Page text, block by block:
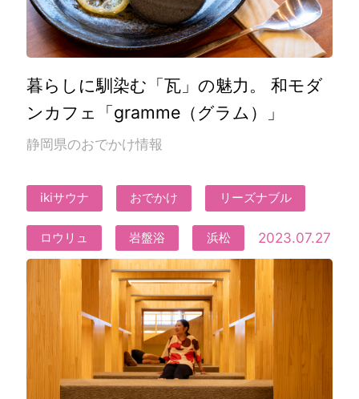
暮らしに馴染む「瓦」の魅力。 和モダ
ンカフェ「gramme（グラム）」
静岡県のおでかけ情報
ikiサウナ おでかけ リーズナブル
ロウリュ 岩盤浴 浜松 2023.07.27